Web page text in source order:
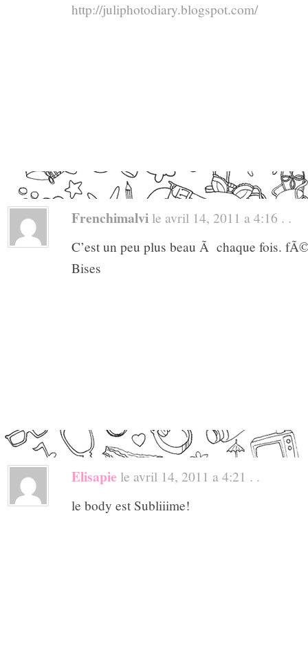
http://juliphotodiary.blogspot.com/
Frenchimalvi le avril 14, 2011 a 4:16 . .
C’est un peu plus beau Ã chaque fois.
Bises
Elisapie le avril 14, 2011 a 4:21 . .
le body est Subliiime!